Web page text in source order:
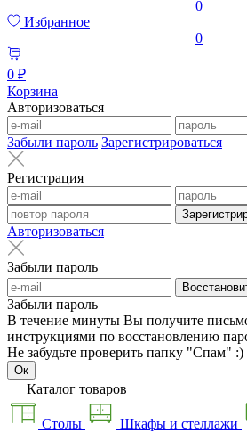
0
Избранное
0
0 ₽
Корзина
Авторизоваться
Забыли пароль Зарегистрироваться
Регистрация
Авторизоваться
Забыли пароль
Забыли пароль
В течение минуты Вы получите
инструкциями по восстановлению
Не забудьте проверить папку "Спам" :)
Ок
Каталог товаров
Столы Шкафы и стеллажи